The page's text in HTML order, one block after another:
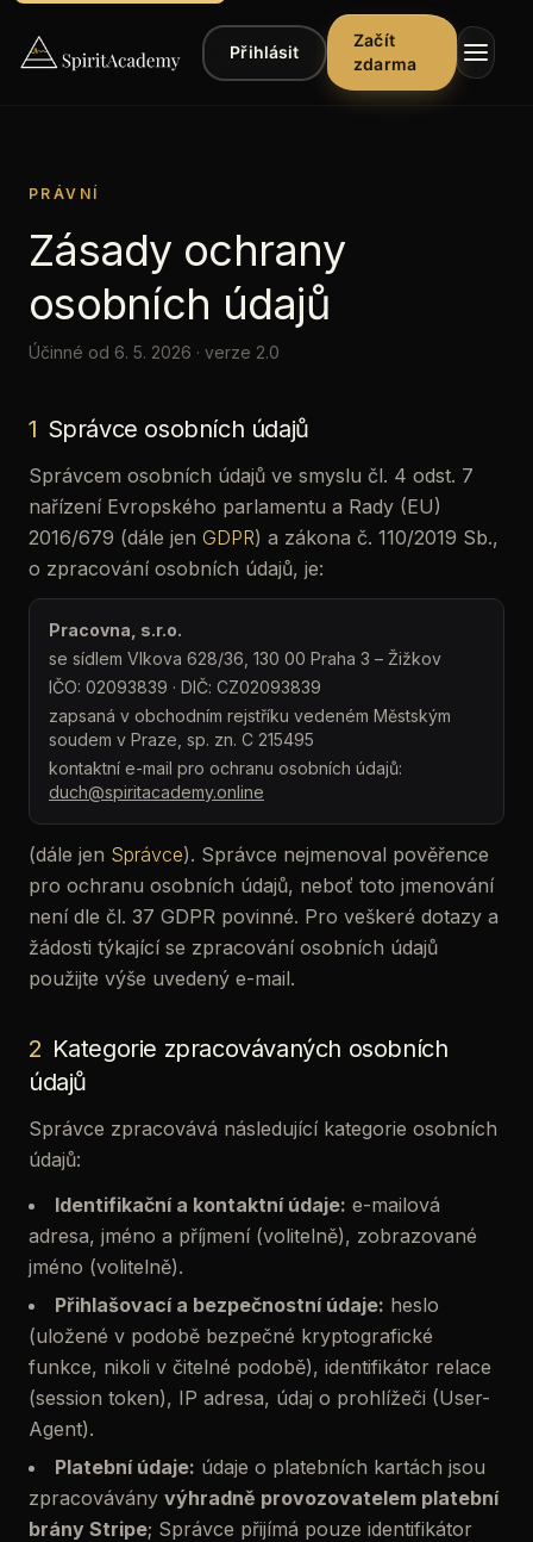
Přihlásit
Začít
zdarma
Kurzy ▾
Poslech ▾
Články ▾
Řekli
o
nás
O
Předplatné
PRÁVNÍ
Zásady ochrany
osobních údajů
Účinné od 6. 5. 2026 · verze 2.0
1 Správce osobních údajů
Správcem osobních údajů ve smyslu čl. 4 odst. 7
nařízení Evropského parlamentu a Rady (EU)
2016/679 (dále jen GDPR) a zákona č. 110/2019 Sb.,
o zpracování osobních údajů, je:
Pracovna, s.r.o.
se sídlem Vlkova 628/36, 130 00 Praha 3 – Žižkov
IČO: 02093839 · DIČ: CZ02093839
zapsaná v obchodním rejstříku vedeném Městským
soudem v Praze, sp. zn. C 215495
kontaktní e-mail pro ochranu osobních údajů:
duch@spiritacademy.online
(dále jen Správce). Správce nejmenoval pověřence
pro ochranu osobních údajů, neboť toto jmenování
není dle čl. 37 GDPR povinné. Pro veškeré dotazy a
žádosti týkající se zpracování osobních údajů
použijte výše uvedený e-mail.
2 Kategorie zpracovávaných osobních
údajů
Správce zpracovává následující kategorie osobních
údajů:
Identifikační a kontaktní údaje: e-mailová
adresa, jméno a příjmení (volitelně), zobrazované
jméno (volitelně).
Přihlašovací a bezpečnostní údaje: heslo
(uložené v podobě bezpečné kryptografické
funkce, nikoli v čitelné podobě), identifikátor relace
(session token), IP adresa, údaj o prohlížeči (User-
Agent).
Platební údaje: údaje o platebních kartách jsou
zpracovávány výhradně provozovatelem platební
brány Stripe; Správce přijímá pouze identifikátor